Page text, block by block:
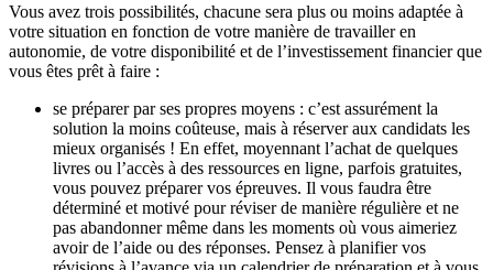
Vous avez trois possibilités, chacune sera plus ou moins adaptée à
votre situation en fonction de votre manière de travailler en
autonomie, de votre disponibilité et de l’investissement financier que
vous êtes prêt à faire :
se préparer par ses propres moyens : c’est assurément la
solution la moins coûteuse, mais à réserver aux candidats les
mieux organisés ! En effet, moyennant l’achat de quelques
livres ou l’accès à des ressources en ligne, parfois gratuites,
vous pouvez préparer vos épreuves. Il vous faudra être
déterminé et motivé pour réviser de manière régulière et ne
pas abandonner même dans les moments où vous aimeriez
avoir de l’aide ou des réponses. Pensez à planifier vos